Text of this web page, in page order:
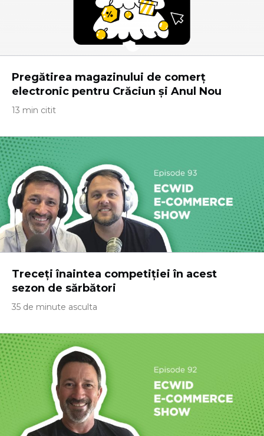
Pregătirea magazinului de comerț
electronic pentru Crăciun și Anul Nou
13 min citit
Treceți înaintea competiției în acest
sezon de sărbători
35 de minute asculta